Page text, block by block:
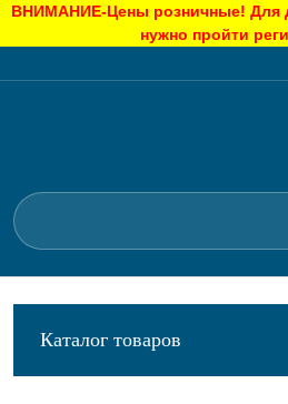
ВНИМАНИЕ-Цены розничные! Для
нужно пройти
Каталог товаров